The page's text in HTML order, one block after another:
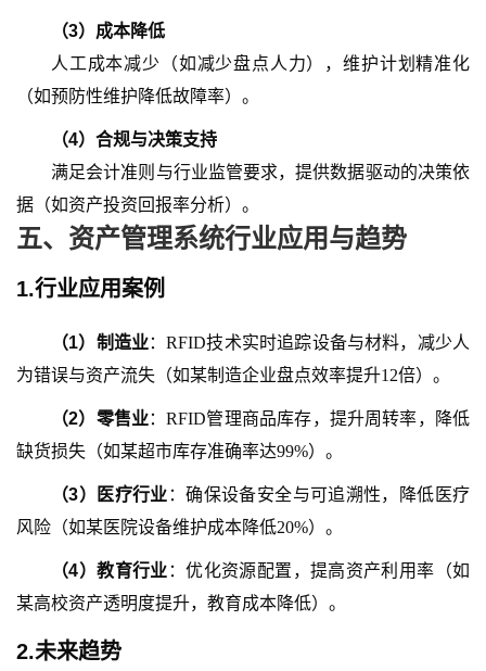
（3） 成本降低
人工成本减少（如减少盘点人力），维护计划精准化
（如预防性维护降低故障率）。
（4） 合规与决策支持
满足会计准则与行业监管要求，提供数据驱动的决策依
据（如资产投资回报率分析）。
五、资产管理系统行业应用与趋势
1.行业应用案例
（1） 制造业：RFID技术实时追踪设备与材料，减少人
为错误与资产流失（如某制造企业盘点效率提升12倍）。
（2） 零售业：RFID管理商品库存，提升周转率，降低
缺货损失（如某超市库存准确率达99%）。
（3） 医疗行业 ：确保设备安全与可追溯性，降低医疗
风险（如某医院设备维护成本降低20%）。
（4）教育行业 ：优化资源配置，提高资产利用率（如
某高校资产透明度提升，教育成本降低）。
2.未来趋势